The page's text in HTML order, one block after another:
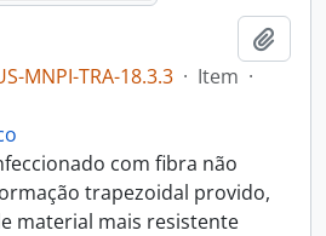
MNPI-TRA-18.3.3 · Item ·
com fibra não
trapezoidal provido,
material mais resistente